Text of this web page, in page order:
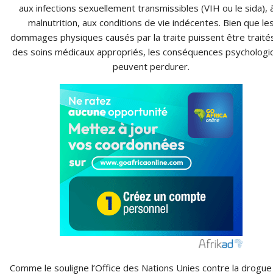
aux infections sexuellement transmissibles (VIH ou le sida),
malnutrition, aux conditions de vie indécentes. Bien que
dommages physiques causés par la traite puissent être
des soins médicaux appropriés, les conséquences
peuvent perdurer.
Comme le souligne l’Office des Nations Unies contre la